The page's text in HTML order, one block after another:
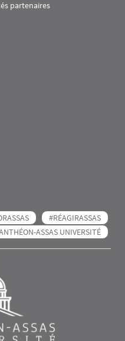
partenaires
#RÉAGIRASSAS
ASSAS UNIVERSITÉ